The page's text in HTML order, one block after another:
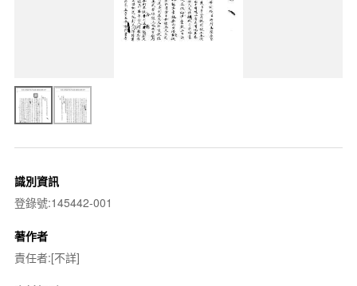
識別資訊
登錄號:145442-001
著作者
責任者:[不詳]